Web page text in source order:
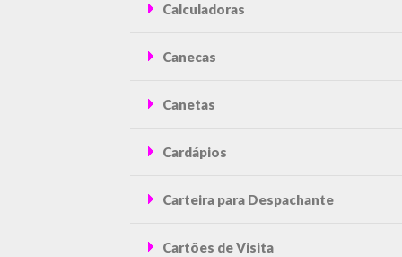
Calculadoras
Canecas
Canetas
Cardápios
Carteira para Despachante
Cartões de Visita